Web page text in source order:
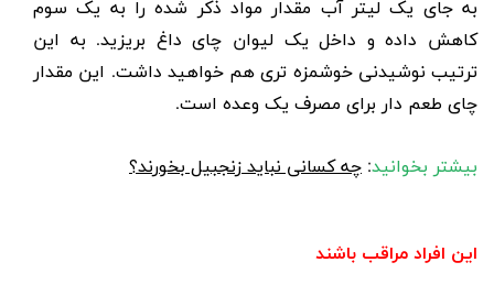
به جای یک لیتر آب مقدار مواد ذکر شده را به یک سوم
کاهش داده و داخل یک لیوان چای داغ بریزید. به این
ترتیب نوشیدنی خوشمزه تری هم خواهید داشت. این مقدار
چای طعم دار برای مصرف یک وعده است.
بیشتر بخوانید: چه کسانی نباید زنجبیل بخورند؟
این افراد مراقب باشند